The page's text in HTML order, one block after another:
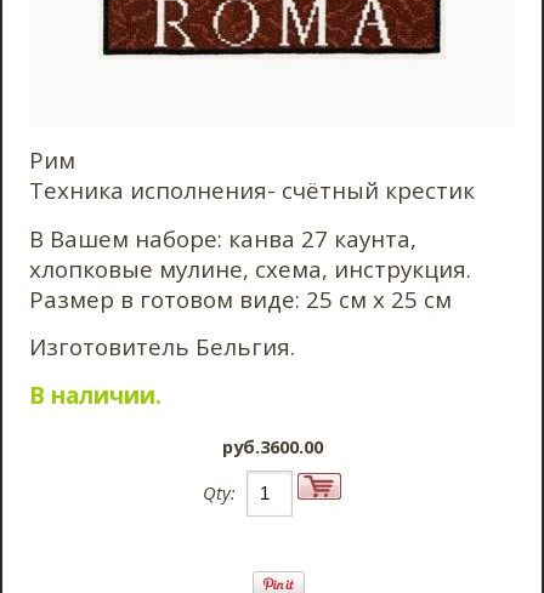
Рим
Техника исполнения- счётный крестик
В Вашем наборе: канва 27 каунта,
хлопковые мулине, схема, инструкция.
Размер в готовом виде: 25 см х 25 см
Изготовитель Бельгия.
В наличии.
pyб.3600.00
Qty: